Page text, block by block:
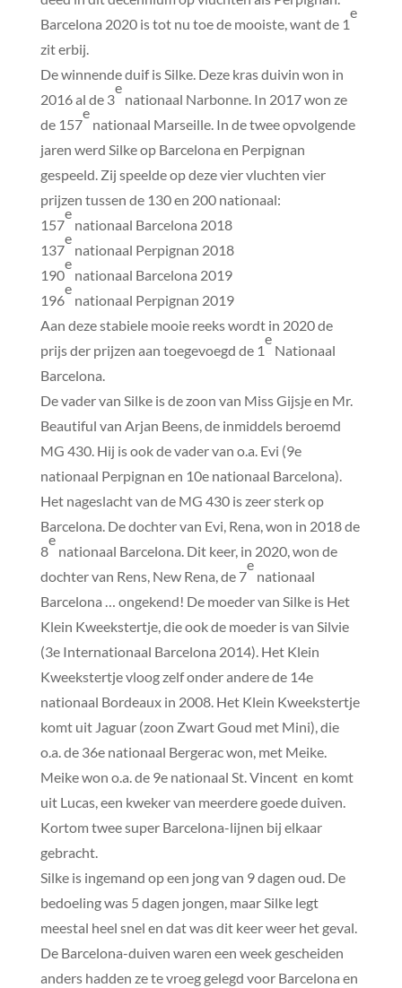
Barcelona 2020 is tot nu toe de mooiste, want de 1
e
zit erbij.
De winnende duif is Silke. Deze kras duivin won in
2016 al de 3
e
nationaal Narbonne. In 2017 won ze
de 157
e
nationaal Marseille. In de twee opvolgende
jaren werd Silke op Barcelona en Perpignan
gespeeld. Zij speelde op deze vier vluchten vier
prijzen tussen de 130 en 200 nationaal:
157
e
nationaal Barcelona 2018
137
e
nationaal Perpignan 2018
190
e
nationaal Barcelona 2019
196
e
nationaal Perpignan 2019
Aan deze stabiele mooie reeks wordt in 2020 de
prijs der prijzen aan toegevoegd de 1
e
Nationaal
Barcelona.
De vader van Silke is de zoon van Miss Gijsje en Mr.
Beautiful van Arjan Beens, de inmiddels beroemd
MG 430. Hij is ook de vader van o.a. Evi (9e
nationaal Perpignan en 10e nationaal Barcelona).
Het nageslacht van de MG 430 is zeer sterk op
Barcelona. De dochter van Evi, Rena, won in 2018 de
8
e
nationaal Barcelona. Dit keer, in 2020, won de
dochter van Rens, New Rena, de 7
e
nationaal
Barcelona … ongekend! De moeder van Silke is Het
Klein Kweekstertje, die ook de moeder is van Silvie
(3e Internationaal Barcelona 2014). Het Klein
Kweekstertje vloog zelf onder andere de 14e
nationaal Bordeaux in 2008. Het Klein Kweekstertje
komt uit Jaguar (zoon Zwart Goud met Mini), die
o.a. de 36e nationaal Bergerac won, met Meike.
Meike won o.a. de 9e nationaal St. Vincent en komt
uit Lucas, een kweker van meerdere goede duiven.
Kortom twee super Barcelona-lijnen bij elkaar
gebracht.
Silke is ingemand op een jong van 9 dagen oud. De
bedoeling was 5 dagen jongen, maar Silke legt
meestal heel snel en dat was dit keer weer het geval.
De Barcelona-duiven waren een week gescheiden
anders hadden ze te vroeg gelegd voor Barcelona en